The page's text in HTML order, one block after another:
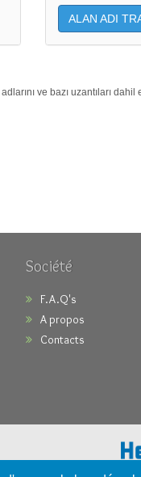
ALAN ADI
ve bazı uzantıları dahil
Société
F.A.Q's
A propos
Contacts